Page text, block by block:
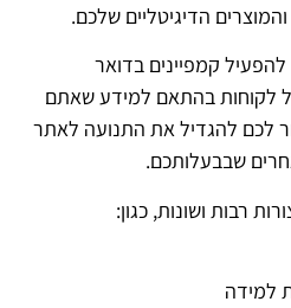
הדיגיטליים שלכם.
קמפיינים בדואר
לקוחות בהתאם למידע שאתם
לכם להגדיל את התנועה לאתר
שבבעלותכם.
רבות ושונות, כגון:
למידה